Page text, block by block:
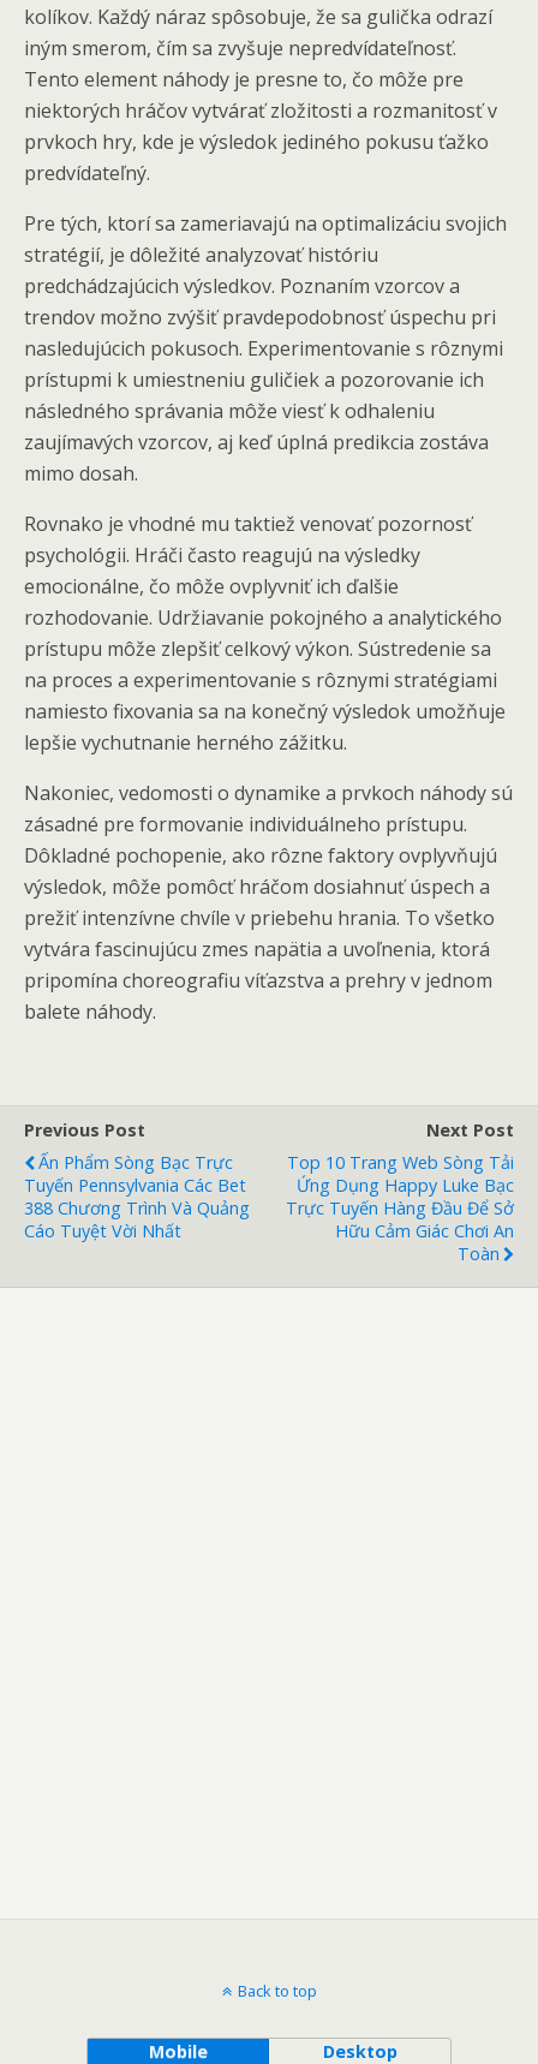
kolíkov. Každý náraz spôsobuje, že sa gulička odrazí
iným smerom, čím sa zvyšuje nepredvídateľnosť.
Tento element náhody je presne to, čo môže pre
niektorých hráčov vytvárať zložitosti a rozmanitosť v
prvkoch hry, kde je výsledok jediného pokusu ťažko
predvídateľný.
Pre tých, ktorí sa zameriavajú na optimalizáciu svojich
stratégií, je dôležité analyzovať históriu
predchádzajúcich výsledkov. Poznaním vzorcov a
trendov možno zvýšiť pravdepodobnosť úspechu pri
nasledujúcich pokusoch. Experimentovanie s rôznymi
prístupmi k umiestneniu guličiek a pozorovanie ich
následného správania môže viesť k odhaleniu
zaujímavých vzorcov, aj keď úplná predikcia zostáva
mimo dosah.
Rovnako je vhodné mu taktiež venovať pozornosť
psychológii. Hráči často reagujú na výsledky
emocionálne, čo môže ovplyvniť ich ďalšie
rozhodovanie. Udržiavanie pokojného a analytického
prístupu môže zlepšiť celkový výkon. Sústredenie sa
na proces a experimentovanie s rôznymi stratégiami
namiesto fixovania sa na konečný výsledok umožňuje
lepšie vychutnanie herného zážitku.
Nakoniec, vedomosti o dynamike a prvkoch náhody sú
zásadné pre formovanie individuálneho prístupu.
Dôkladné pochopenie, ako rôzne faktory ovplyvňujú
výsledok, môže pomôcť hráčom dosiahnuť úspech a
prežiť intenzívne chvíle v priebehu hrania. To všetko
vytvára fascinujúcu zmes napätia a uvoľnenia, ktorá
pripomína choreografiu víťazstva a prehry v jednom
balete náhody.
Previous Post
Ấn Phẩm Sòng Bạc Trực
Tuyến Pennsylvania Các Bet
388 Chương Trình Và Quảng
Cáo Tuyệt Vời Nhất
Next Post
Top 10 Trang Web Sòng Tải
Ứng Dụng Happy Luke Bạc
Trực Tuyến Hàng Đầu Để Sở
Hữu Cảm Giác Chơi An
Toàn
Back to top
Mobile Desktop